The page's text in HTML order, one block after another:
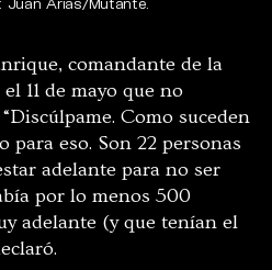
comandante de la
11 de mayo que no
Como suceden
para eso. Son 22 personas
adelante para no ser
por lo menos 500
adelante (y que tenían el